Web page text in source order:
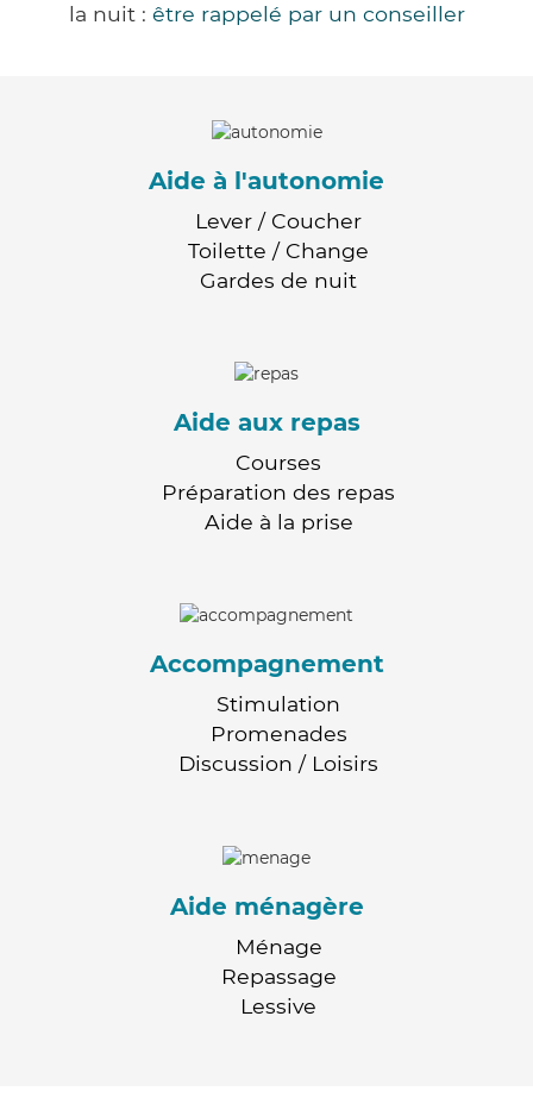
la nuit : être rappelé par un conseiller
Aide à l'autonomie
Lever / Coucher
Toilette / Change
Gardes de nuit
Aide aux repas
Courses
Préparation des repas
Aide à la prise
Accompagnement
Stimulation
Promenades
Discussion / Loisirs
Aide ménagère
Ménage
Repassage
Lessive